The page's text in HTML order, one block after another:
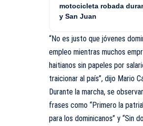
motocicleta robada
y San Juan
“No es justo que jóvenes
empleo mientras muchos
haitianos sin papeles por
traicionar al país”, dijo Mario
Durante la marcha, se
frases como “Primero la
para los dominicanos” y “Sin